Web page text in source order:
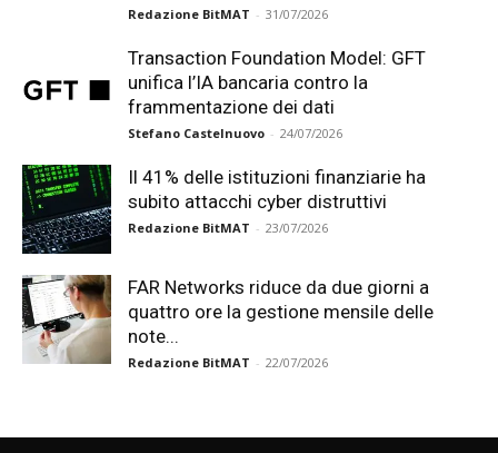
Redazione BitMAT - 31/07/2026
Transaction Foundation Model: GFT
unifica l’IA bancaria contro la
frammentazione dei dati
Stefano Castelnuovo - 24/07/2026
Il 41% delle istituzioni finanziarie ha
subito attacchi cyber distruttivi
Redazione BitMAT - 23/07/2026
FAR Networks riduce da due giorni a
quattro ore la gestione mensile delle
note...
Redazione BitMAT - 22/07/2026